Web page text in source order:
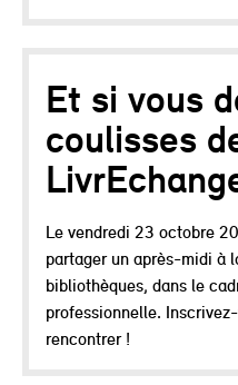
Et si vous
coulisses
Le vendredi 23 octobre
partager un après-midi à
bibliothèques, dans le
professionnelle.
rencontrer !